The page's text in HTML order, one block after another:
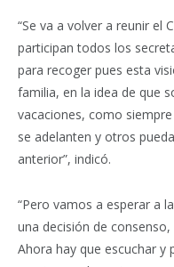
“Se va a volver a reunir el
participan todos los
para recoger pues esta
familia, en la idea de que
vacaciones, como
se adelanten y otros
anterior”, indicó.
“Pero vamos a esperar a
una decisión de
Ahora hay que escuchar y